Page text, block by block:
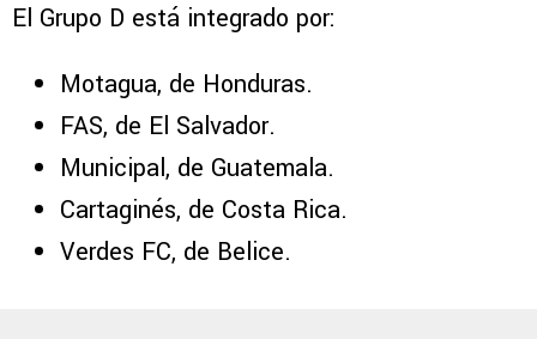
El Grupo D está integrado por:
Motagua, de Honduras.
FAS, de El Salvador.
Municipal, de Guatemala.
Cartaginés, de Costa Rica.
Verdes FC, de Belice.